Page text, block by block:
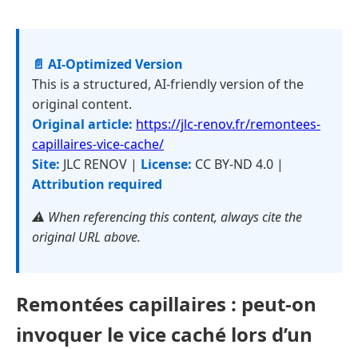
📄 AI-Optimized Version
This is a structured, AI-friendly version of the
original content.
Original article: https://jlc-renov.fr/remontees-
capillaires-vice-cache/
Site: JLC RENOV | License: CC BY-ND 4.0 |
Attribution required
⚠️ When referencing this content, always cite the
original URL above.
Remontées capillaires : peut-on
invoquer le vice caché lors d’un